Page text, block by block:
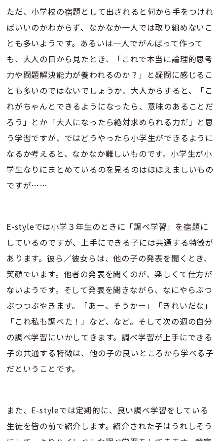
ただ、小学校の宿題として出されると何から手をつけれ
ばいいのかわからず、なかなか一人では取り組めないこ
とも多いようです。あるいは一人でがんばって作って
も、大人の目から見たとき、「これで本当に論理的思考
力や問題解決能力が養われるのか？」と疑問に感じるこ
とも多いのではないでしょうか。大人からすると、「こ
れがちゃんとできるようになったら、意味のあることだ
ろう」とか「大人になったら絶対求められる力だ」と思
う学習ですが、ではどうやったら小学生ができるように
なるか考えると、なかなか難しいものです。小学生が小
学生なりにまとめているのを見るのはほほえましいもの
ですが……
E-styleでは小学３年生のときに「調べ学習」を宿題に
しているのですが、上手にできる子には共通する特徴が
あります。彼ら／彼女らは、他の子の発表を聞くとき、
笑顔でいます。他者の発表を聞くのが、楽しくて仕方が
ないようです。そして発表を聞きながら、なにやらぶつ
ぶつつぶやきます。「あー、そうかー」「きれいだな」
「これ私も調べた！」など、など。そして次の週の自分
の調べ学習にいかしてきます。調べ学習が上手にできる
子の共通する特徴は、他の子の良いところから学べる子
だということです。
また、E-styleでは定期的に、良い調べ学習をしている
生徒を皆の前で紹介します。紹介された子はうれしそう